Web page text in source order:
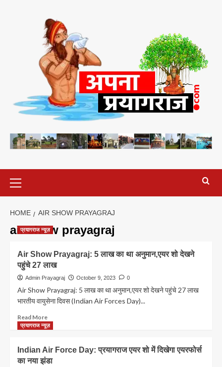
Menu
HOME AIR SHOW PRAYAGRAJ
air show prayagraj
प्रयागराज न्यूज़
Air Show Prayagraj: 5 लाख का था अनुमान,एयर शो देखने
पहुंचे 27 लाख
Admin Prayagraj October 9, 2023 0
Air Show Prayagraj: 5 लाख का था अनुमान,एयर शो देखने पहुंचे 27 लाख
भारतीय वायुसेना दिवस (Indian Air Forces Day)...
Read MoreRead
more
Show
Prayagraj:
प्रयागराज न्यूज़
Indian Air Force Day: प्रयागराज एयर शो में दिखेगा एयरफोर्स
का नया झंडा